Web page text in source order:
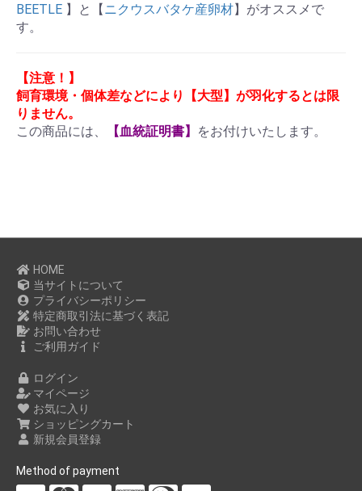
BEETLE 】と【ニクウスバタケ産卵材】がオススメで
す。
【注意！】
飼育環境・個体差などにより【大型】が羽化するとは限
りません。
この商品には、
【血統証明書】 をお付けいたします。
HOME
当サイトについて
プライバシーポリシー
特定商取引法に基づく表記
お問い合わせ
ご利用ガイド
ログイン
マイページ
お気に入り
ショッピングカート
新規会員登録
Method of payment